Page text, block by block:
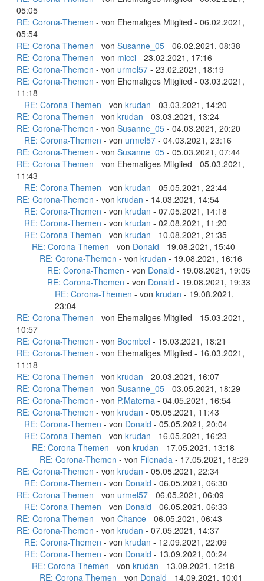
05:05
RE: Corona-Themen - von Ehemaliges Mitglied - 06.02.2021,
05:54
RE: Corona-Themen - von Susanne_05 - 06.02.2021, 08:38
RE: Corona-Themen - von micci - 23.02.2021, 17:16
RE: Corona-Themen - von urmel57 - 23.02.2021, 18:19
RE: Corona-Themen - von Ehemaliges Mitglied - 03.03.2021,
11:18
RE: Corona-Themen - von krudan - 03.03.2021, 14:20
RE: Corona-Themen - von krudan - 03.03.2021, 13:24
RE: Corona-Themen - von Susanne_05 - 04.03.2021, 20:20
RE: Corona-Themen - von urmel57 - 04.03.2021, 23:16
RE: Corona-Themen - von Susanne_05 - 05.03.2021, 07:44
RE: Corona-Themen - von Ehemaliges Mitglied - 05.03.2021,
11:43
RE: Corona-Themen - von krudan - 05.05.2021, 22:44
RE: Corona-Themen - von krudan - 14.03.2021, 14:54
RE: Corona-Themen - von krudan - 07.05.2021, 14:18
RE: Corona-Themen - von krudan - 02.08.2021, 11:20
RE: Corona-Themen - von krudan - 10.08.2021, 21:35
RE: Corona-Themen - von Donald - 19.08.2021, 15:40
RE: Corona-Themen - von krudan - 19.08.2021, 16:16
RE: Corona-Themen - von Donald - 19.08.2021, 19:05
RE: Corona-Themen - von Donald - 19.08.2021, 19:33
RE: Corona-Themen - von krudan - 19.08.2021,
23:04
RE: Corona-Themen - von Ehemaliges Mitglied - 15.03.2021,
10:57
RE: Corona-Themen - von Boembel - 15.03.2021, 18:21
RE: Corona-Themen - von Ehemaliges Mitglied - 16.03.2021,
11:18
RE: Corona-Themen - von krudan - 20.03.2021, 16:07
RE: Corona-Themen - von Susanne_05 - 03.05.2021, 18:29
RE: Corona-Themen - von P.Materna - 04.05.2021, 16:54
RE: Corona-Themen - von krudan - 05.05.2021, 11:43
RE: Corona-Themen - von Donald - 05.05.2021, 20:04
RE: Corona-Themen - von krudan - 16.05.2021, 16:23
RE: Corona-Themen - von krudan - 17.05.2021, 13:18
RE: Corona-Themen - von Filenada - 17.05.2021, 18:29
RE: Corona-Themen - von krudan - 05.05.2021, 22:34
RE: Corona-Themen - von Donald - 06.05.2021, 06:30
RE: Corona-Themen - von urmel57 - 06.05.2021, 06:09
RE: Corona-Themen - von Donald - 06.05.2021, 06:33
RE: Corona-Themen - von Chance - 06.05.2021, 06:43
RE: Corona-Themen - von krudan - 07.05.2021, 14:37
RE: Corona-Themen - von krudan - 12.09.2021, 22:09
RE: Corona-Themen - von Donald - 13.09.2021, 00:24
RE: Corona-Themen - von krudan - 13.09.2021, 12:18
RE: Corona-Themen - von Donald - 14.09.2021, 10:01